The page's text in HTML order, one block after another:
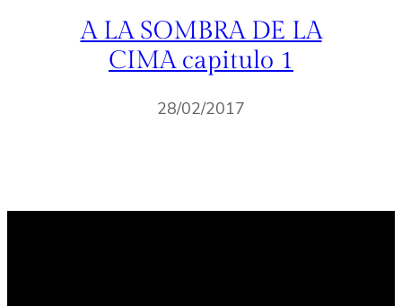
A LA SOMBRA DE LA
CIMA capitulo 1
28/02/2017